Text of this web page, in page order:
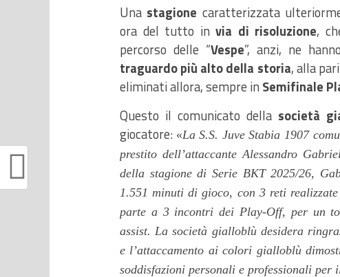
Una stagione caratterizzata
ora del tutto invia di risoluzione,
percorso delle “Vespe”, anzi, ne hanno
traguardo più alto della storia, alla
eliminati allora, sempre in Semifinale
Questo il comunicato della società
giocatore: «La S.S. Juve Stabia 1907
prestito dell’attaccante Alessandro
della stagione di Serie BKT 2025/26,
1.551 minuti di gioco, con 3 reti
parte a 3 incontri dei Play-Off, per un
assist.La società gialloblù desidera
e l’attaccamento ai colori gialloblù
soddisfazioni personali e professionali per